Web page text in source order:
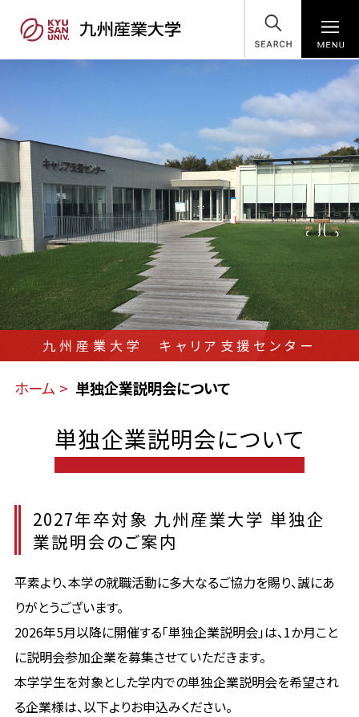
SEARCH
九州産業大学 キャリア支援センター
ホーム 単独企業説明会について
単独企業説明会について
2027年卒対象 九州産業大学 単独企
業説明会のご案内
平素より、本学の就職活動に多大なるご協力を賜り、誠にあ
りがとうございます。
2026年5月以降に開催する「単独企業説明会」は、1か月こと
に説明会参加企業を募集させていただきます。
本学学生を対象とした学内での単独企業説明会を希望され
る企業様は、以下よりお申込みください。